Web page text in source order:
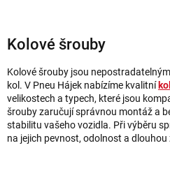
Kolové šrouby
Kolové šrouby jsou
kol. V Pneu Hájek nabízíme kvalitní
velikostech a typech, které jsou
šrouby zaručují správnou montáž a
stabilitu vašeho vozidla. Při výběru
na jejich pevnost, odolnost a